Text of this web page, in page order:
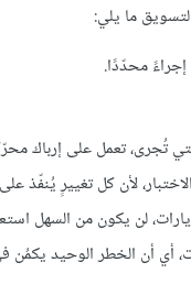
ما يلي:
محدّدًا.
تُجرى، تعمل على إرباك
لأن كل تغييرٍ
لن يكون من السهل
أي أن الخطر الوحيد